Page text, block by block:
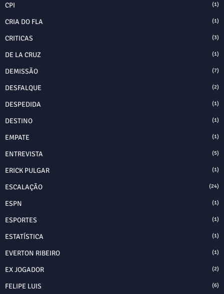
CPI (1)
CRIA DO FLA (1)
CRITICAS (3)
DE LA CRUZ (1)
DEMISSÃO (7)
DESFALQUE (2)
DESPEDIDA (1)
DESTINO (1)
EMPATE (1)
ENTREVISTA (5)
ERICK PULGAR (1)
ESCALAÇÃO (24)
ESPN (1)
ESPORTES (1)
ESTATÍSTICA (1)
EVERTON RIBEIRO (1)
EX JOGADOR (2)
FELIPE LUIS (6)